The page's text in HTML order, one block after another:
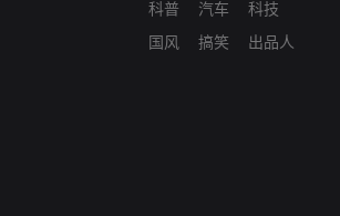
科普
国风
汽车
搞笑
科技
出品人